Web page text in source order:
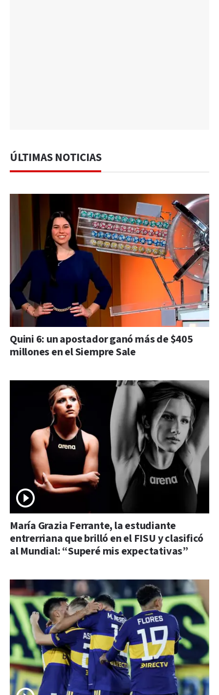
ÚLTIMAS NOTICIAS
Quini 6: un apostador ganó más de $405
millones en el Siempre Sale
María Grazia Ferrante, la estudiante
entrerriana que brilló en el FISU y clasificó
al Mundial: “Superé mis expectativas”